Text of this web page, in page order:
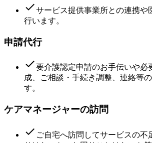
doneサービス提供事業所との連携や
行います。
申請代行
done要介護認定申請のお手伝いや必
成、ご相談・手続き調整、連絡等
す。
ケアマネージャーの訪問
done ご自宅へ訪問してサービスの不